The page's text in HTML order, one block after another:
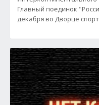
Главный поединок
декабря во Дворце